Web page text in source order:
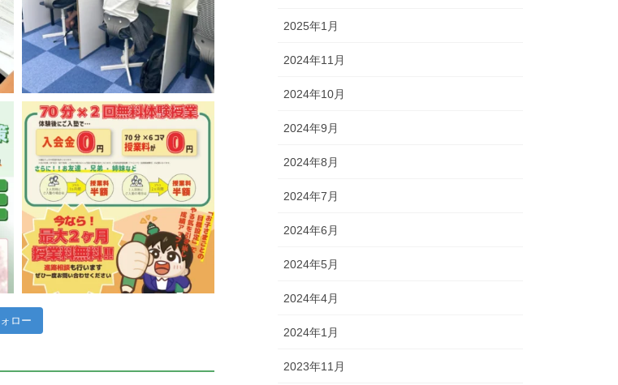
ロー
2025年1月
2024年11月
2024年10月
2024年9月
2024年8月
2024年7月
2024年6月
2024年5月
2024年4月
2024年1月
2023年11月